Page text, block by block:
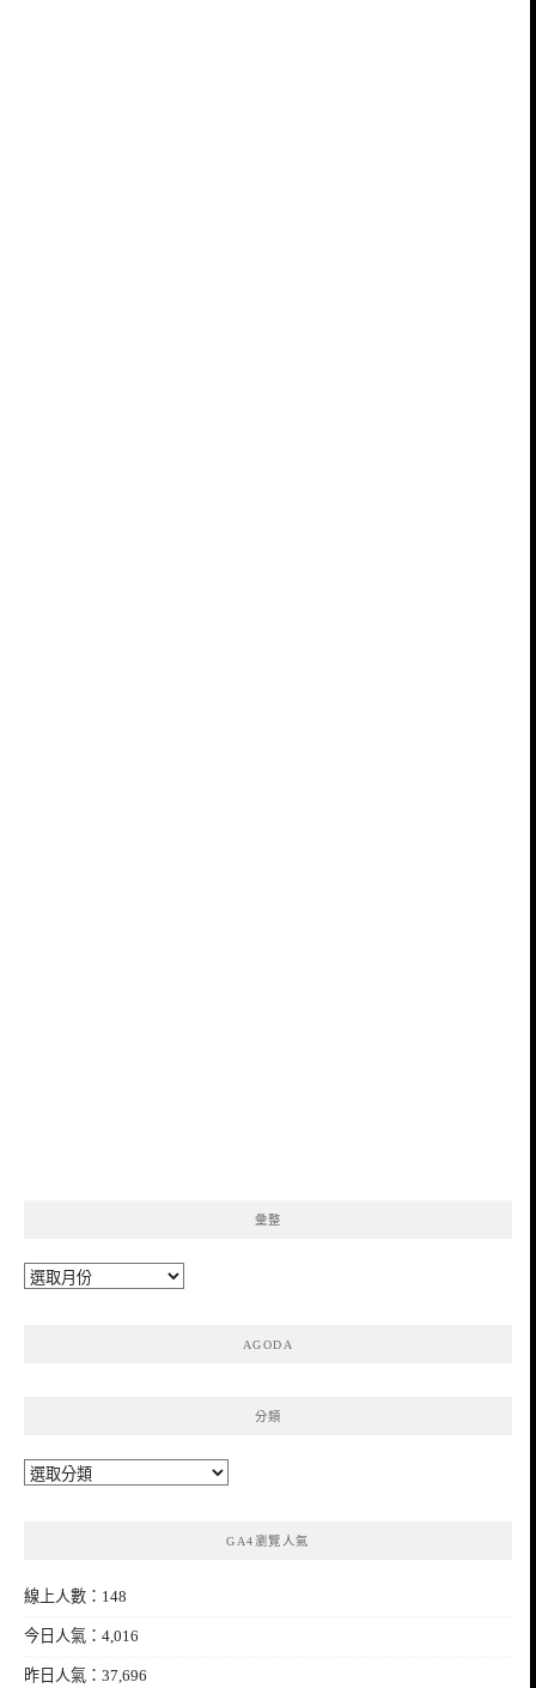
彙整
彙
AGODA
分類
分
GA4瀏覽人氣
線上人數：148
今日人氣：4,016
昨日人氣：37,696